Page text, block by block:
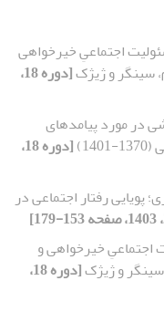
اجتماعیِ خیرخواهی
سینگر و ژیژک
[دوره 18،
در مورد پیامدهای
[دوره 18،
پویایی رفتار اجتماعی در
اجتماعیِ خیرخواهی و
و ژیژک
[دوره 18،